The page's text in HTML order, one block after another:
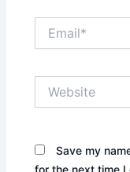
Save my
for the next time I